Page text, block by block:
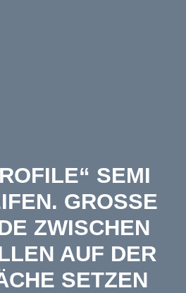
SEMI
GROSSE A
ZWISCHEN D
AUF DER L
SETZEN S